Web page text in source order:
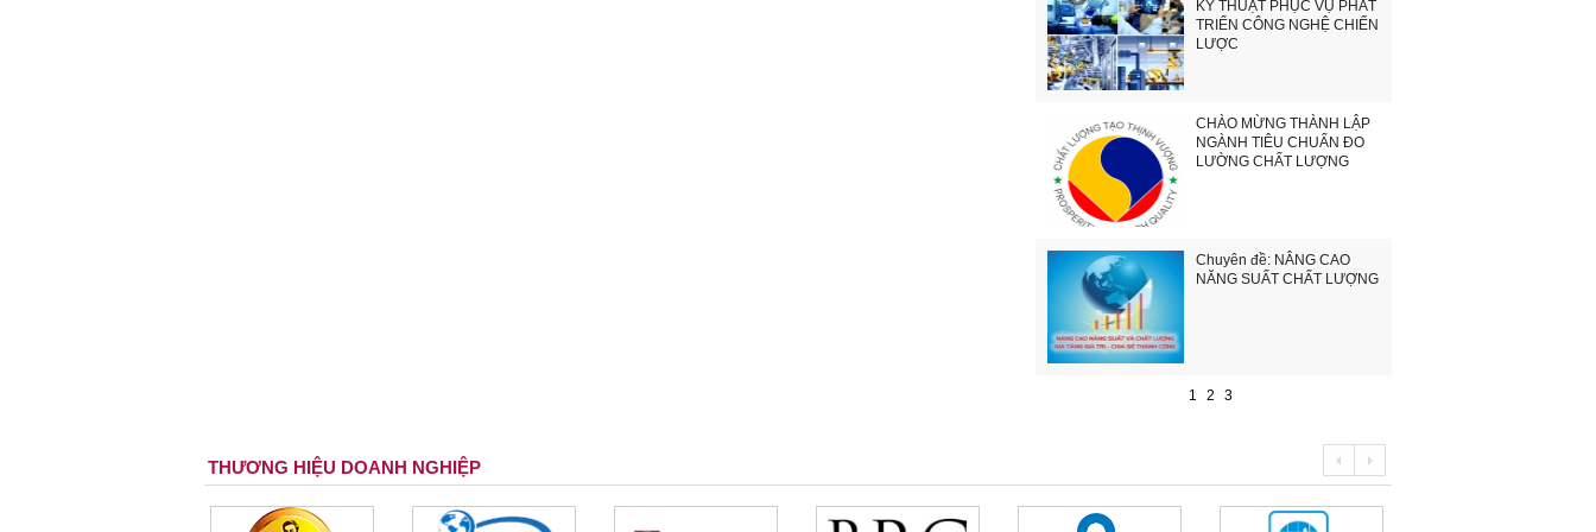
KỸ THUẬT PHỤC VỤ PHÁT
TRIỂN CÔNG NGHỆ CHIẾN
LƯỢC
CHÀO MỪNG THÀNH LẬP
NGÀNH TIÊU CHUẨN ĐO
LƯỜNG CHẤT LƯỢNG
Chuyên đề: NÂNG CAO
NĂNG SUẤT CHẤT LƯỢNG
1 2 3
THƯƠNG HIỆU DOANH NGHIỆP